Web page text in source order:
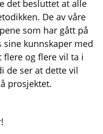
det besluttet at alle
De av våre
som har gått på
sine kunnskaper med
flere og flere vil ta i
de ser at dette vil
prosjektet.